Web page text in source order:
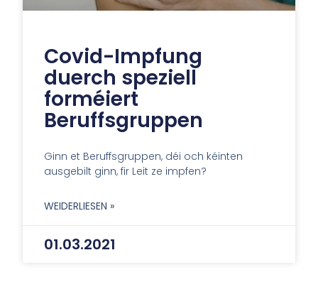
Covid-Impfung
duerch speziell
forméiert
Beruffsgruppen
Ginn et Beruffsgruppen, déi och kéinten
ausgebilt ginn, fir Leit ze impfen?
WEIDERLIESEN »
01.03.2021